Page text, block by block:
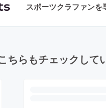
スポーツクラファンを
ちらもチェックして